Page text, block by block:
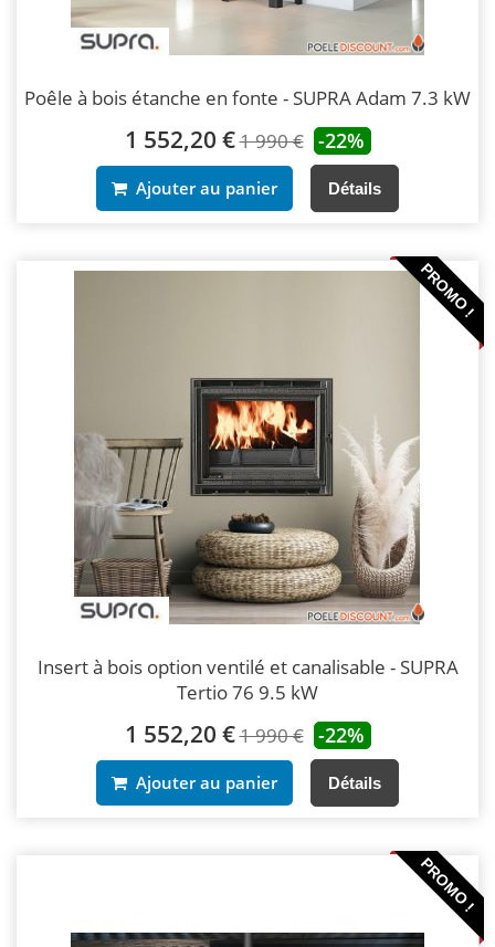
Poêle à bois étanche en fonte - SUPRA Adam 7.3 kW
1 552,20 €1 990 € -22%
Ajouter au panier Détails
PROMO !
Insert à bois option ventilé et canalisable - SUPRA
Tertio 76 9.5 kW
1 552,20 €1 990 € -22%
Ajouter au panier Détails
PROMO !